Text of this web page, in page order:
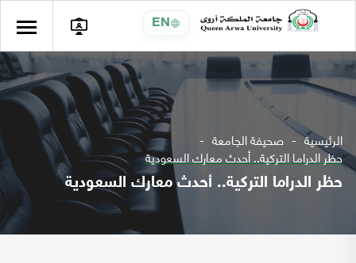
EN
الرئيسية صحيفة الجامعة
حظر الدراما التركية.. أحدث معارك السعودية
حظر الدراما التركية.. أحدث معارك السعودية